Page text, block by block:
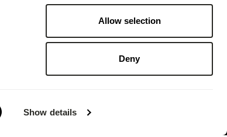
Show details
Allow selection
Deny